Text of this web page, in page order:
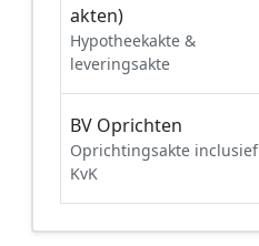
akten)
Hypotheekakte &
leveringsakte
BV Oprichten
Oprichtingsakte inclusief
KvK